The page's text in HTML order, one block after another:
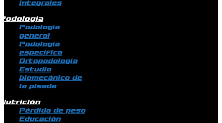
integrales
Podología
general
Podología
específica
Ortopodología
Estudio
biomecánico de
la pisada
Pérdida de peso
Educación